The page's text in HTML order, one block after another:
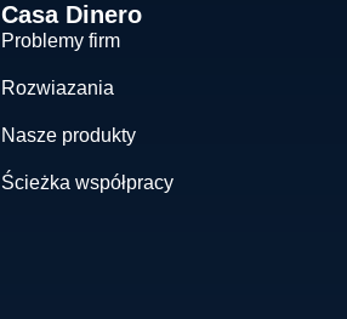
Casa Dinero
Problemy firm
Rozwiazania
Nasze produkty
Ścieżka współpracy